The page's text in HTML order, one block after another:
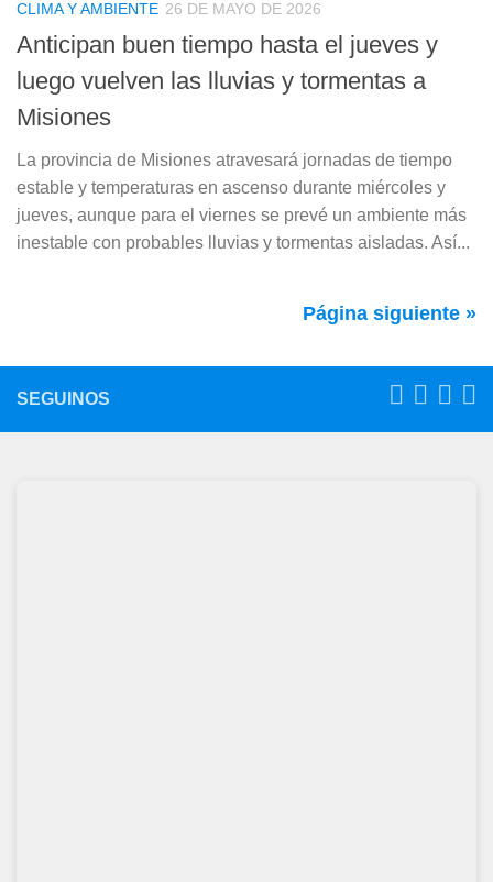
CLIMA Y AMBIENTE 26 DE MAYO DE 2026
Anticipan buen tiempo hasta el jueves y
luego vuelven las lluvias y tormentas a
Misiones
La provincia de Misiones atravesará jornadas de tiempo
estable y temperaturas en ascenso durante miércoles y
jueves, aunque para el viernes se prevé un ambiente más
inestable con probables lluvias y tormentas aisladas. Así...
Página siguiente »
SEGUINOS